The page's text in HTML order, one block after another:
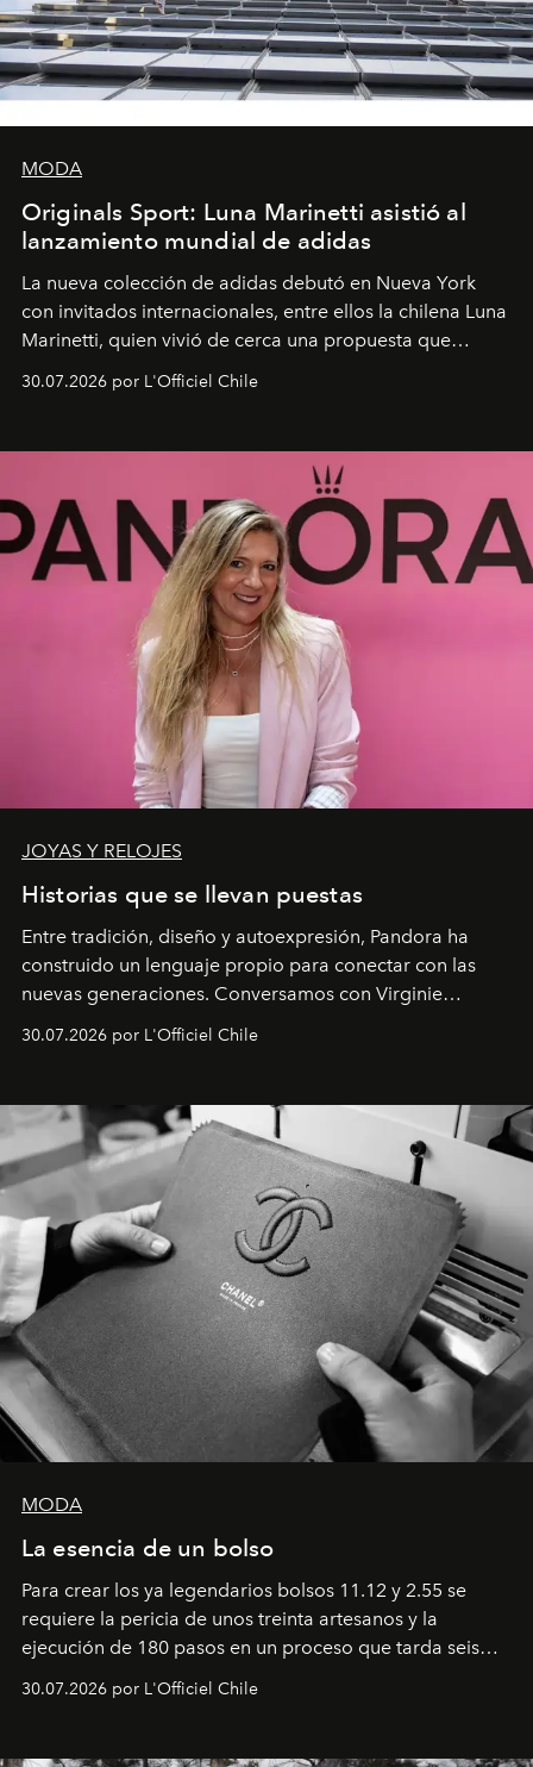
MODA
Originals Sport: Luna Marinetti asistió al
lanzamiento mundial de adidas
La nueva colección de adidas debutó en Nueva York
con invitados internacionales, entre ellos la chilena Luna
Marinetti, quien vivió de cerca una propuesta que
fusiona moda y rendimiento.
30.07.2026 por L'Officiel Chile
JOYAS Y RELOJES
Historias que se llevan puestas
Entre tradición, diseño y autoexpresión, Pandora ha
construido un lenguaje propio para conectar con las
nuevas generaciones. Conversamos con Virginie
Dubray, la responsable de marketing para
Latinoamérica, sobre identidad, cultura y el valor
30.07.2026 por L'Officiel Chile
MODA
La esencia de un bolso
Para crear los ya legendarios bolsos 11.12 y 2.55 se
requiere la pericia de unos treinta artesanos y la
ejecución de 180 pasos en un proceso que tarda seis
semanas. Los expertos ponen en práctica una técnica
que se enseña solamente en la escuela de formación de
30.07.2026 por L'Officiel Chile